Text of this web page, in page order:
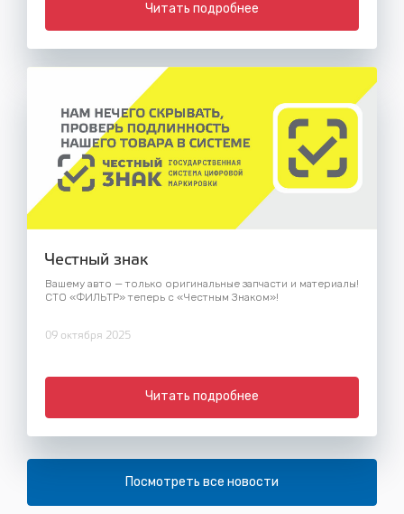
Читать подробнее
Честный знак
Вашему авто — только оригинальные запчасти и материалы!
СТО «ФИЛЬТР» теперь с «Честным Знаком»!
09 октября 2025
Читать подробнее
Посмотреть все новости